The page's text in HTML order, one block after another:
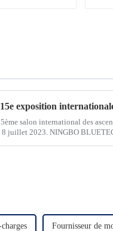
salon international des
8 juillet 2023. NINGBO
Fournisseur de